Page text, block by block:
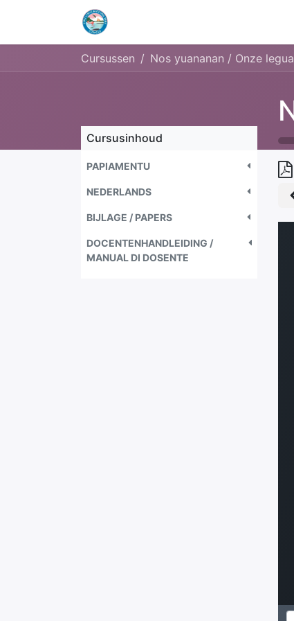
Cursussen
Cursusinhoud
PAPIAMENTU
NEDERLANDS
BIJLAGE / PAPERS
DOCENTENHANDLEIDING /
MANUAL DI DOSENTE